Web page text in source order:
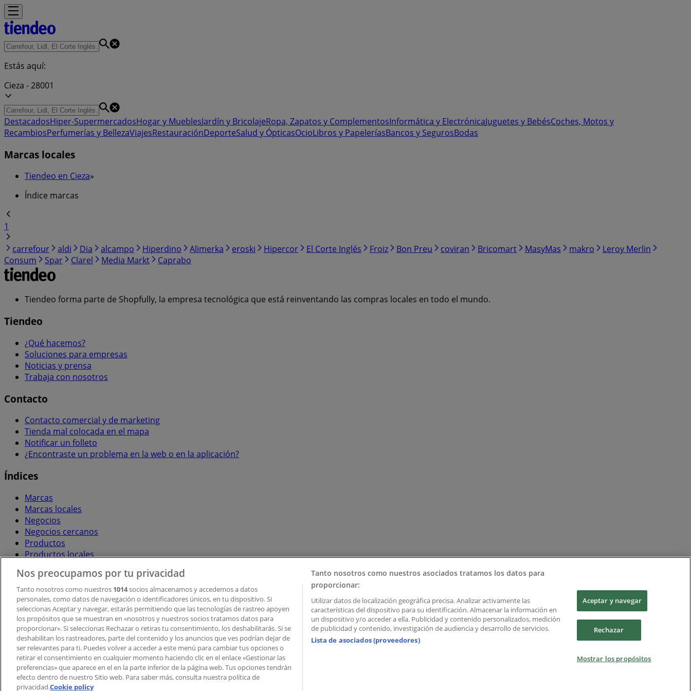
Estás aquí:
Cieza - 28001
DestacadosHiper-SupermercadosHogar y MueblesJardín y BricolajeRopa, Zapatos y ComplementosInformática y ElectrónicaJuguetes y BebésCoches, Motos y
RecambiosPerfumerías y BellezaViajesRestauraciónDeporteSalud y ÓpticasOcioLibros y PapeleríasBancos y SegurosBodas
Marcas locales
Tiendeo en Cieza»
Índice marcas
1
carrefour
aldi Dia alcampo Hiperdino Alimerka eroski Hipercor El Corte Inglés Froiz Bon Preu coviran Bricomart MasyMas makro
Leroy Merlin
Consum
Spar Clarel Media Markt Caprabo
Tiendeo forma parte de Shopfully, la empresa tecnológica que está reinventando las compras locales en todo el mundo.
Tiendeo
¿Qué hacemos?
Soluciones para empresas
Noticias y prensa
Trabaja con nosotros
Contacto
Contacto comercial y de marketing
Tienda mal colocada en el mapa
Notificar un folleto
¿Encontraste un problema en la web o en la aplicación?
Índices
Marcas
Marcas locales
Negocios
Negocios cercanos
Productos
Productos locales
Descargar la APP Tiendeo
Copyright © Tiendeo ® 2026 · Shopfully Marketing S.L.U. – Palau de Mar – 08039 Barcelona, Spain
Términos y condicionesPolítica de privacidad
Nos preocupamos por tu privacidad
Tanto nosotros como nuestros 1014socios almacenamos y accedemos a datos
personales, como datos de navegación o identificadores únicos, en tu dispositivo. Si
seleccionas Aceptar y navegar, estarás permitiendo que las tecnologías de rastreo apoyen
los propósitos que se muestran en «nosotros y nuestros socios tratamos datos para
proporcionar». Si seleccionas Rechazar o retiras tu consentimiento, los deshabilitarás. Si se
deshabilitan los rastreadores, parte del contenido y los anuncios que ves podrían dejar de
ser relevantes para ti. Puedes volver a acceder a este menú para cambiar tus opciones o
retirar el consentimiento en cualquier momento haciendo clic en el enlace «Gestionar las
preferencias» que aparece en el en la parte inferior de la página web. Tus opciones tendrán
efecto dentro de nuestro Sitio web. Para saber más, consulta nuestra política de
privacidad.Cookie policy
Tanto nosotros como nuestros asociados tratamos los datos para
proporcionar:
Utilizar datos de localización geográfica precisa. Analizar activamente las
características del dispositivo para su identificación. Almacenar la información en
un dispositivo y/o acceder a ella. Publicidad y contenido personalizados, medición
de publicidad y contenido, investigación de audiencia y desarrollo de servicios.
Lista de asociados (proveedores)
Aceptar y navegar
Rechazar
Mostrar los propósitos